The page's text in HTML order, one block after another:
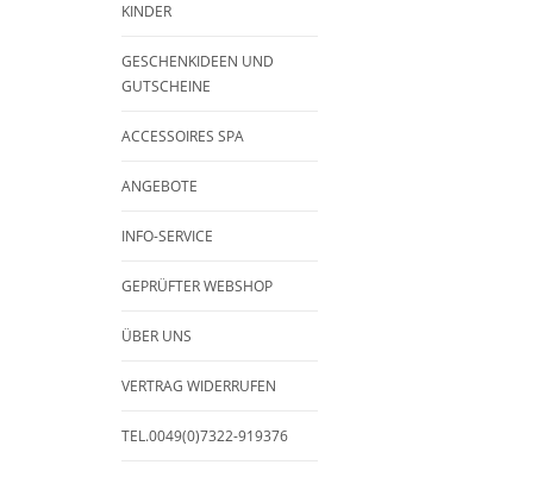
KINDER
GESCHENKIDEEN UND
GUTSCHEINE
ACCESSOIRES SPA
ANGEBOTE
INFO-SERVICE
GEPRÜFTER WEBSHOP
ÜBER UNS
VERTRAG WIDERRUFEN
TEL.0049(0)7322-919376